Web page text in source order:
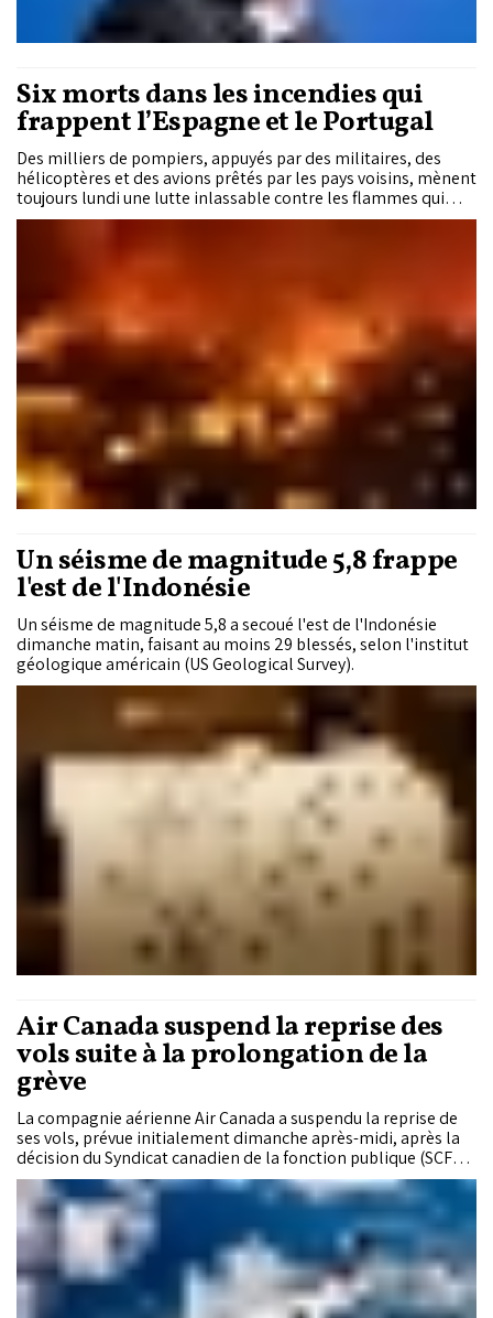
Six morts dans les incendies qui
frappent l’Espagne et le Portugal
Des milliers de pompiers, appuyés par des militaires, des
hélicoptères et des avions prêtés par les pays voisins, mènent
toujours lundi une lutte inlassable contre les flammes qui
dévorent l'ouest de l'Espagne et le Portugal et qui ont tué six
Un séisme de magnitude 5,8 frappe
l'est de l'Indonésie
Un séisme de magnitude 5,8 a secoué l'est de l'Indonésie
dimanche matin, faisant au moins 29 blessés, selon l'institut
géologique américain (US Geological Survey).
Air Canada suspend la reprise des
vols suite à la prolongation de la
grève
La compagnie aérienne Air Canada a suspendu la reprise de
ses vols, prévue initialement dimanche après-midi, après la
décision du Syndicat canadien de la fonction publique (SCFP)
de poursuivre la grève du personnel navigant commercial
malgré la directive du Conseil canadien des relations
industrielles (CCRI) de mettre fin à ce mouvement social.